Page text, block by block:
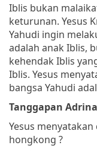
Iblis bukan
keturunan. Yesus
Yahudi ingin
adalah anak Iblis,
kehendak Iblis
Iblis. Yesus
bangsa Yahudi
Tanggapan
Yesus
hongkong ?